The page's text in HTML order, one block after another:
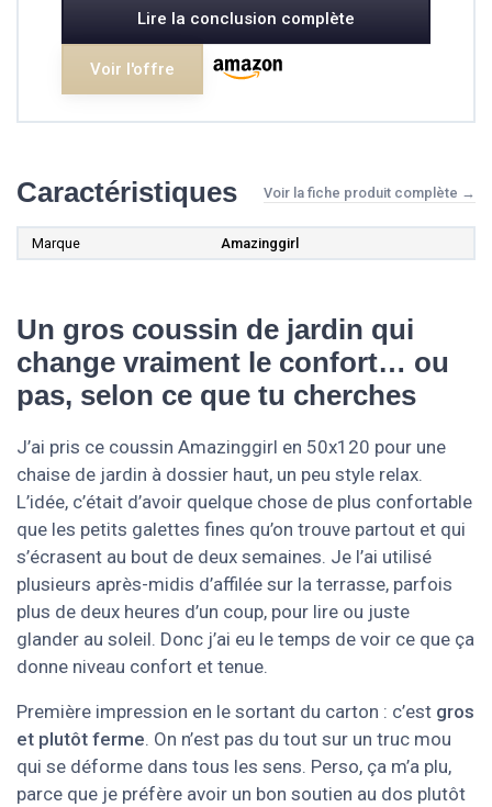
Lire la conclusion complète
Voir l'offre
Caractéristiques Voir la fiche produit complète →
Marque Amazinggirl
Un gros coussin de jardin qui
change vraiment le confort… ou
pas, selon ce que tu cherches
J’ai pris ce coussin Amazinggirl en 50x120 pour une
chaise de jardin à dossier haut, un peu style relax.
L’idée, c’était d’avoir quelque chose de plus confortable
que les petits galettes fines qu’on trouve partout et qui
s’écrasent au bout de deux semaines. Je l’ai utilisé
plusieurs après-midis d’affilée sur la terrasse, parfois
plus de deux heures d’un coup, pour lire ou juste
glander au soleil. Donc j’ai eu le temps de voir ce que ça
donne niveau confort et tenue.
Première impression en le sortant du carton : c’est gros
et plutôt ferme. On n’est pas du tout sur un truc mou
qui se déforme dans tous les sens. Perso, ça m’a plu,
parce que je préfère avoir un bon soutien au dos plutôt